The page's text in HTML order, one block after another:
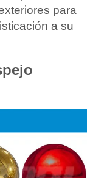
para
a su